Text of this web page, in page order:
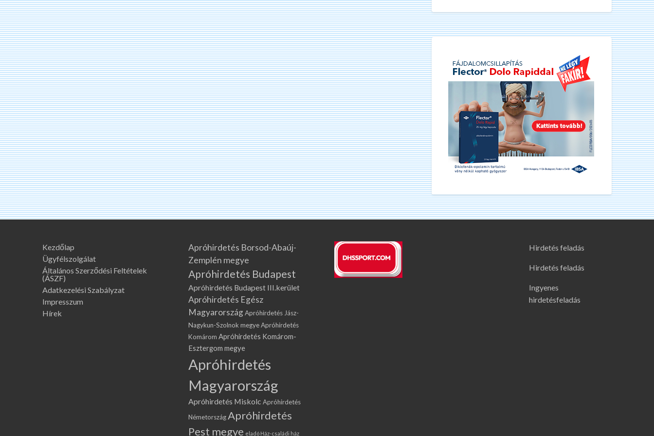
Kezdőlap
Ügyfélszolgálat
Általános Szerződési Feltételek
(ÁSZF)
Adatkezelési Szabályzat
Impresszum
Hírek
Apróhirdetés Borsod-Abaúj-
Zemplén megye
Apróhirdetés Budapest
Apróhirdetés Budapest III.kerület
Apróhirdetés Egész
MagyarországApróhirdetés Jász-
Nagykun-Szolnok megyeApróhirdetés
Komárom Apróhirdetés Komárom-
Esztergom megye
Apróhirdetés
Magyarország
Apróhirdetés Miskolc Apróhirdetés
NémetországApróhirdetés
Pest megye eladó Ház-családi ház
Hirdetés feladás
Hirdetés feladás
Ingyenes
hirdetésfeladás